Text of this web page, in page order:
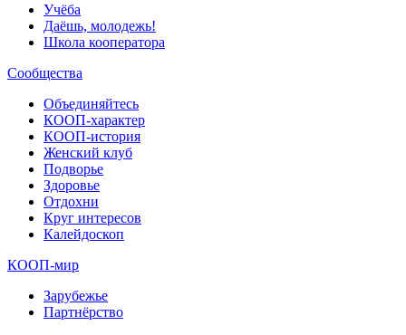
Учёба
Даёшь, молодежь!
Школа кооператора
Сообщества
Объединяйтесь
КООП-характер
КООП-история
Женский клуб
Подворье
Здоровье
Отдохни
Круг интересов
Калейдоскоп
КООП-мир
Зарубежье
Партнёрство